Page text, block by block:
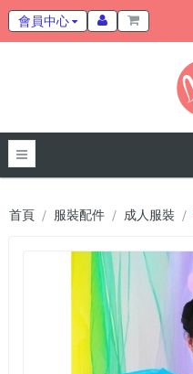
會員中心
首頁 服裝配件 成人服裝